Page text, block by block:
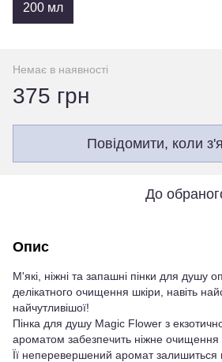
200 мл
Немає в наявності
375 грн
Повідомити, коли
До
Опис
М'які, ніжні та запашні пінки для душу
делікатного очищення шкіри, навіть
найчутливішої!
Пінка для душу Magic Flower з
ароматом забезпечить ніжне очищення
Її неперевершений аромат залишиться